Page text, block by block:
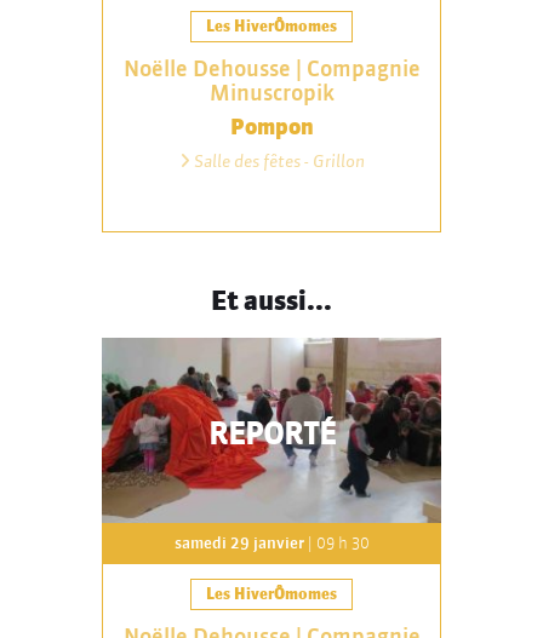
Les HiverÔmomes
Noëlle Dehousse | Compagnie
Minuscropik
Pompon
Salle des fêtes - Grillon
Et aussi...
REPORTÉ
samedi 29 janvier| 09 h 30
Les HiverÔmomes